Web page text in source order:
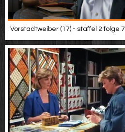
Vorstadtweiber (17) - staffel 2 folge 7